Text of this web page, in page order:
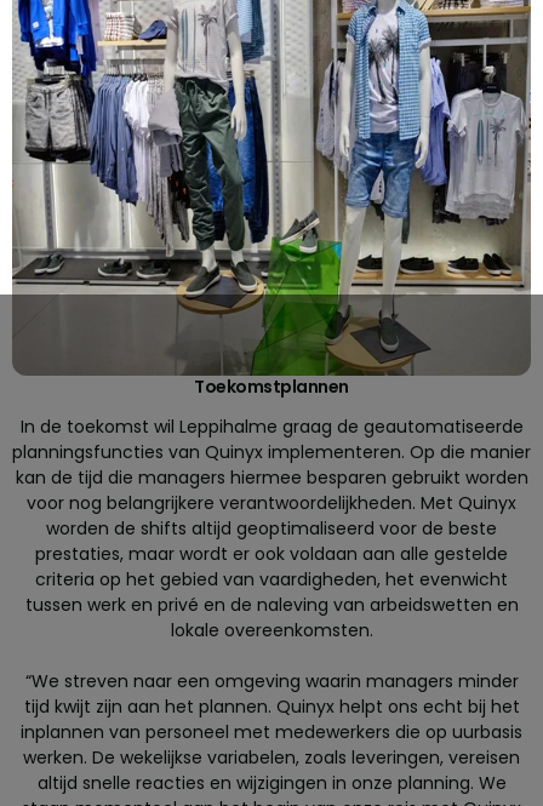
Toekomstplannen
In de toekomst wil Leppihalme graag de geautomatiseerde
planningsfuncties van Quinyx implementeren. Op die manier
kan de tijd die managers hiermee besparen gebruikt worden
voor nog belangrijkere verantwoordelijkheden. Met Quinyx
worden de shifts altijd geoptimaliseerd voor de beste
prestaties, maar wordt er ook voldaan aan alle gestelde
criteria op het gebied van vaardigheden, het evenwicht
tussen werk en privé en de naleving van arbeidswetten en
lokale overeenkomsten.
“We streven naar een omgeving waarin managers minder
tijd kwijt zijn aan het plannen. Quinyx helpt ons echt bij het
inplannen van personeel met medewerkers die op uurbasis
werken. De wekelijkse variabelen, zoals leveringen, vereisen
altijd snelle reacties en wijzigingen in onze planning. We